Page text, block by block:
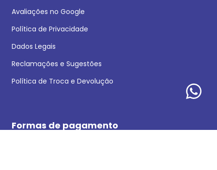
Avaliações no Google
Política de Privacidade
Dados Legais
Reclamações e Sugestões
Política de Troca e Devolução
Formas de pagamento